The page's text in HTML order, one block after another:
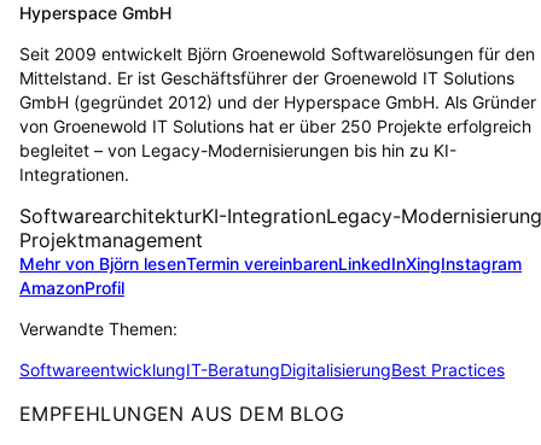
Hyperspace GmbH
Seit 2009 entwickelt Björn Groenewold Softwarelösungen für den
Mittelstand. Er ist Geschäftsführer der Groenewold IT Solutions
GmbH (gegründet 2012) und der Hyperspace GmbH. Als Gründer
von Groenewold IT Solutions hat er über 250 Projekte erfolgreich
begleitet – von Legacy-Modernisierungen bis hin zu KI-
Integrationen.
SoftwarearchitekturKI-IntegrationLegacy-Modernisierung
Projektmanagement
Mehr von Björn lesenTermin vereinbarenLinkedInXingInstagram
AmazonProfil
Verwandte Themen:
SoftwareentwicklungIT-BeratungDigitalisierungBest Practices
EMPFEHLUNGEN AUS DEM BLOG